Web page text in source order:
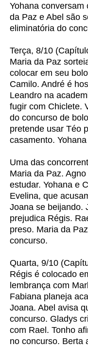
Yohana
da Paz e Abel são
eliminatória do
Terça, 8/10
Maria da Paz
colocar em seu
Camilo. André é
Leandro na
fugir com Chiclete.
do concurso de
pretende usar Téo
casamento.
Uma das
Maria da Paz.
estudar. Yohana e
Evelina, que
Joana se beijando.
prejudica Régis.
preso. Maria da
concurso.
Quarta, 9/10
Régis é colocado
lembrança com
Fabiana planeja
Joana. Abel avisa
concurso. Gladys
com Rael. Tonho
no concurso. Berta